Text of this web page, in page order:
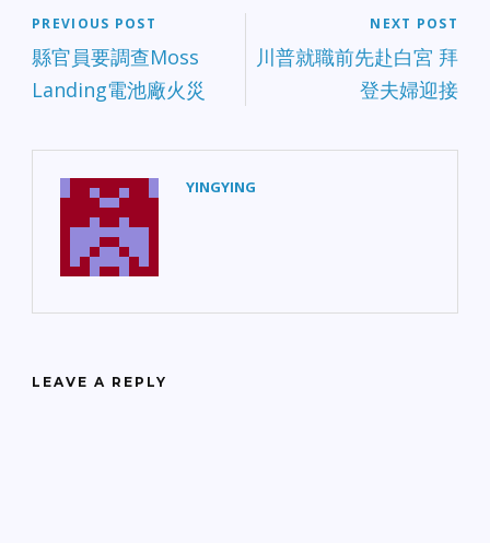
PREVIOUS POST
縣官員要調查Moss
Landing電池廠火災
NEXT POST
川普就職前先赴白宮 拜
登夫婦迎接
YINGYING
LEAVE A REPLY